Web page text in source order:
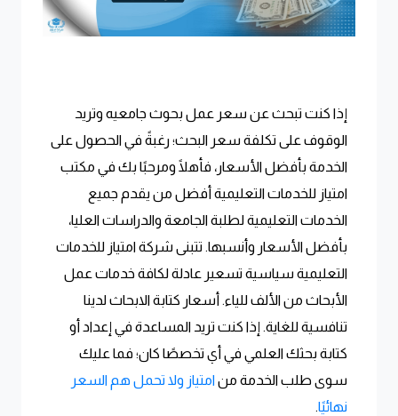
إذا كنت تبحث عن سعر عمل بحوث جامعيه وتريد
الوقوف على تكلفة سعر البحث؛ رغبةً في الحصول على
الخدمة بأفضل الأسعار، فأهلًا ومرحبًا بك في مكتب
امتياز للخدمات التعليمية أفضل من يقدم جميع
الخدمات التعليمية لطلبة الجامعة والدراسات العليا،
بأفضل الأسعار وأنسبها. تتبنى شركة امتياز للخدمات
التعليمية سياسية تسعير عادلة لكافة خدمات عمل
الأبحاث من الألف للياء. أسعار كتابة الابحاث لدينا
تنافسية للغاية. إذا كنت تريد المساعدة في إعداد أو
كتابة بحثك العلمي في أي تخصصًا كان؛ فما عليك
سوى طلب الخدمة منامتياز ولا تحمل هم السعر
نهائيًا.